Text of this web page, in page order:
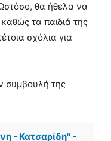
θα ήθελα να
τα παιδιά της
σχόλια για
συμβουλή της
- Κατσαρίδη" -